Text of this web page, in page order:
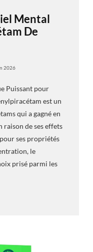
Mental
De
2026
Puissant pour
est un
qui a gagné en
raison de ses effets
ses propriétés
le
prisé parmi les